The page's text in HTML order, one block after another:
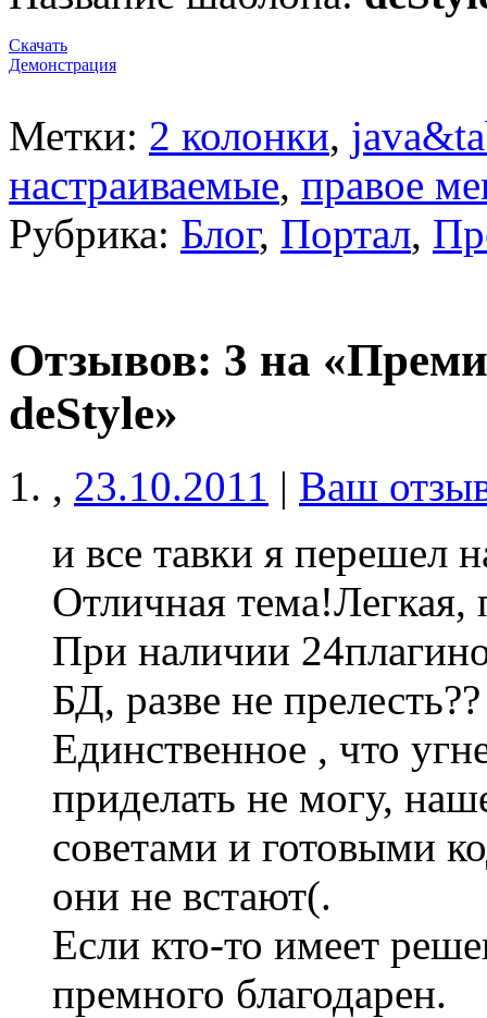
Скачать
Демонстрация
Метки: 2 колонки,
настраиваемые, правое
Рубрика: Блог, Портал,
Отзывов: 3 на
deStyle»
, 23.10.2011 | Ваш
и все тавки я перешел
Отличная тема!Легкая,
При наличии
БД, разве не прелесть??
Единственное , что
приделать не могу,
советами и готовыми
они не встают(.
Если кто-то имеет
премного благодарен.